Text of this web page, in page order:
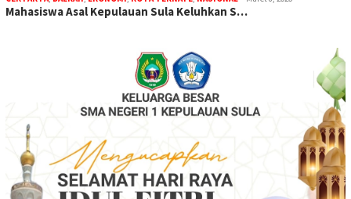
Mahasiswa Asal Kepulauan Sula Keluhkan S…